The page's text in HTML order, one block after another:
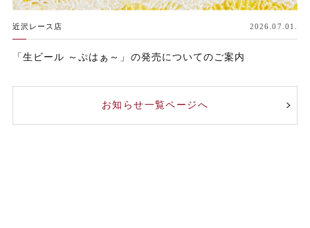
近沢レース店 2026.07.01.
「生ビール ～ぷはぁ～」の発売についてのご案内
お知らせ一覧ページへ